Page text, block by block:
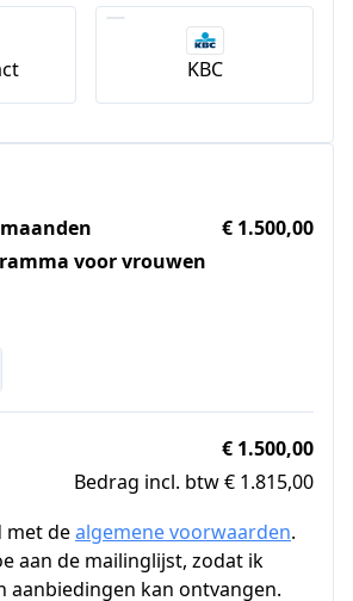
KBC
voor vrouwen
€ 1.500,00
€ 1.500,00
Bedrag incl. btw € 1.815,00
met dealgemene voorwaarden.
aan de mailinglijst, zodat ik
aanbiedingen kan ontvangen.